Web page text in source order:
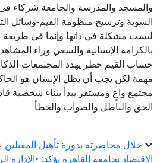
والمسجد والمدرسة والجامعة شركاء
السوية وترسيخ منظومة القيم-وسائل
ليست مشكلة في ذاتها وإنما في طريقة
بالكرامة الإنسانية والسعي وراء
حساب القيم خطر يهدد المجتمعات-
مهمة لكن يجب أن يظل الإنسان هو
مجتمع واعٍ ومستقر يبدأ ببناء شخصية
الحق والباطل والصواب والخطأ
خلال محاضرته بدورة تأهيل المقبلين
الاقتصاد بجامعة القاهرة يؤكد: •الإدارة